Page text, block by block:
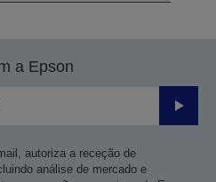
a Epson
Enviar
autoriza a receção de
análise de mercado e